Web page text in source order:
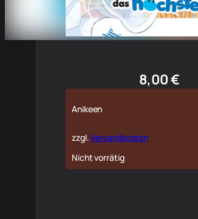
8,00€
Anikeen
zzgl.Versandkosten
Nicht vorrätig